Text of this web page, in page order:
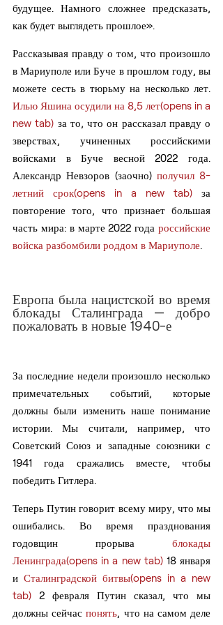
будущее. Намного сложнее предсказать,
как будет выглядеть прошлое».
Рассказывая правду о том, что произошло
в Мариуполе или Буче в прошлом году, вы
Илью Яшина осудили на 8,5 лет(opens in a
new tab) за то, что он рассказал правду о
зверствах, учиненных российскими
войсками в Буче весной 2022 года.
Александр Невзоров (заочно) получил 8-
летний срок(opens in a new tab) за
повторение того, что признает большая
часть мира: в марте 2022 года российские
войска разбомбили роддом в Мариуполе.
Европа была нацистской во время
блокады Сталинграда — добро
пожаловать в новые 1940-е
За последние недели произошло несколько
примечательных событий, которые
должны были изменить наше понимание
истории. Мы считали, например, что
Советский Союз и западные союзники с
1941 года сражались вместе, чтобы
победить Гитлера.
Теперь Путин говорит всему миру, что мы
ошибались. Во время празднования
годовщин прорыва блокады
Ленинграда(opens in a new tab) 18 января
и Сталинградской битвы(opens in a new
tab) 2 февраля Путин сказал, что мы
должны сейчас понять, что на самом деле